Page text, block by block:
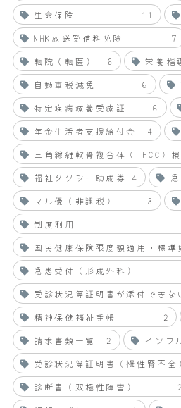
生命保険
11
NHK放送受信料免除
7
転院（転医）
6 栄養指
自動車税減免
6
特定疾病療養受療証
6
年金生活者支援給付金
4
三角線維軟骨複合体（TFCC）損
福祉タクシー助成券
4
マル優（非課税）
3
制度利用
国民健康保険限度額適用・標準
急患受付（形成外科）
受診状況等証明書が添付できな
精神保健福祉手帳
2
請求書類一覧
2 インフ
受診状況等証明書（慢性腎不全
診断書（双極性障害）
2